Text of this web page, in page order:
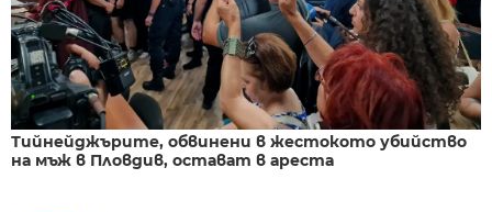
Тийнейджърите, обвинени в жестокото убийство
на мъж в Пловдив, остават в ареста